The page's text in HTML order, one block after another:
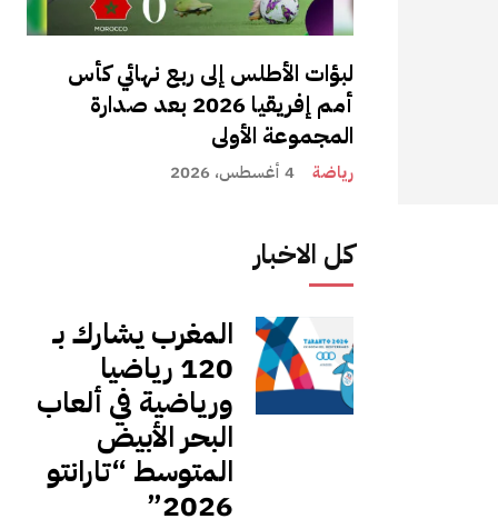
لبؤات الأطلس إلى ربع نهائي كأس
أمم إفريقيا 2026 بعد صدارة
المجموعة الأولى
رياضة 4 أغسطس، 2026
كل الاخبار
المغرب يشارك بـ
120 رياضيا
ورياضية في ألعاب
البحر الأبيض
المتوسط “تارانتو
2026”